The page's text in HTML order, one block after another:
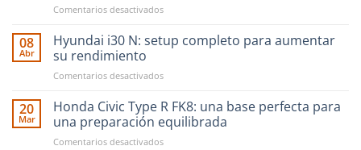
en
Motorsport
fácil
nunca
Comentarios desactivadosen
Ultra
Shifter:
nueva
de
entender
cambio
08
Abr
Hyundai i30 N: setup completo para aumentar
su rendimiento
Comentarios desactivadosen
i30
setup
completo
20
Mar
Honda Civic Type R FK8: una base perfecta para
una preparación equilibrada
Comentarios desactivadosen